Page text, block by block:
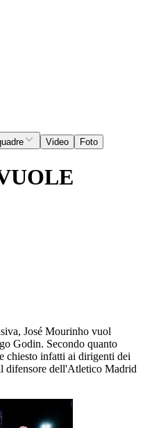
Video Foto
José Mourinho vuol
Godin. Secondo quanto
chiesto infatti ai dirigenti dei
difensore dell'Atletico Madrid